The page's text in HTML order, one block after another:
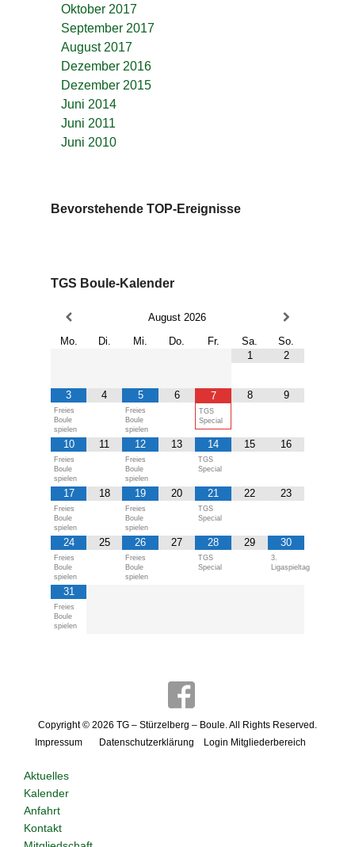
Oktober 2017
September 2017
August 2017
Dezember 2016
Dezember 2015
Juni 2014
Juni 2011
Juni 2010
Bevorstehende TOP-Ereignisse
TGS Boule-Kalender
August 2026
Mo.
Di. Mi. Do. Fr. Sa.
So.
1
2
3
Freies
Boule
spielen
4 5
Freies
Boule
spielen
6 7
TGS
Special
8 9
10
Freies
Boule
spielen
11 12
Freies
Boule
spielen
13 14
TGS
Special
15 16
17
Freies
Boule
spielen
18 19
Freies
Boule
spielen
20 21
TGS
Special
22 23
24
Freies
Boule
spielen
25 26
Freies
Boule
spielen
27 28
TGS
Special
29 30
3.
Ligaspieltag
31
Freies
Boule
spielen
Copyright © 2026 TG – Stürzelberg – Boule. All Rights Reserved.
Impressum
Datenschutzerklärung Login Mitgliederbereich
Aktuelles
Kalender
Anfahrt
Kontakt